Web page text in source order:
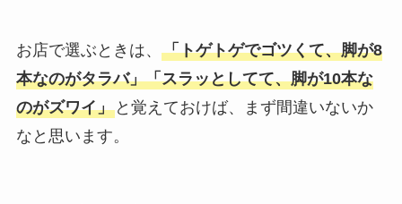
お店で選ぶときは、 「トゲトゲでゴツくて、脚が8
本なのがタラバ」「スラッとしてて、脚が10本な
のがズワイ」と覚えておけば、まず間違いないか
なと思います。